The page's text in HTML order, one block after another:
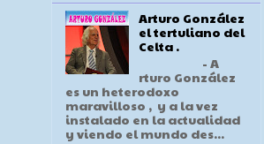
Arturo González
el tertuliano del
Celta .
- A
rturo González
es un heterodoxo
maravilloso , y a la vez
instalado en la actualidad
y viendo el mundo des...